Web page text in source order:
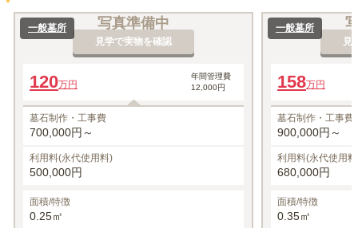
写真準備中
見学で実物を確認
一般墓所
120万円
年間管理費
12,000円
墓石制作・工事費
700,000円～
利用料(永代使用料)
500,000円
面積/特徴
0.25㎡
見
一般墓所
158万円
墓石制作・工事費
900,000円～
利用料(永代使用
680,000円
面積/特徴
0.35㎡